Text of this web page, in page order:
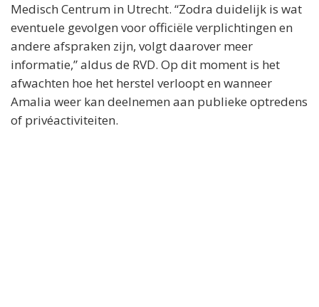
Medisch Centrum in Utrecht. “Zodra duidelijk is wat
eventuele gevolgen voor officiële verplichtingen en
andere afspraken zijn, volgt daarover meer
informatie,” aldus de RVD. Op dit moment is het
afwachten hoe het herstel verloopt en wanneer
Amalia weer kan deelnemen aan publieke optredens
of privéactiviteiten.